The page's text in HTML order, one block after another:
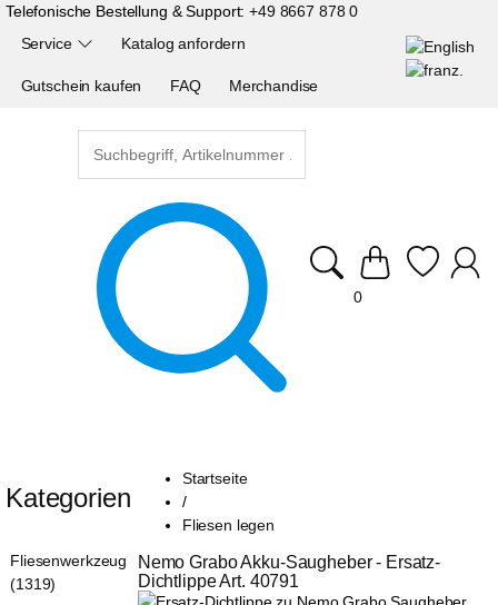
Telefonische Bestellung & Support:+49 8667 878 0
Service Katalog anfordern
Gutschein kaufen FAQ Merchandise
0
Startseite
/
Fliesen legen
Nemo Grabo Akku-Saugheber - Ersatz-
Dichtlippe Art. 40791
Kategorien
Fliesenwerkzeug
(1319)